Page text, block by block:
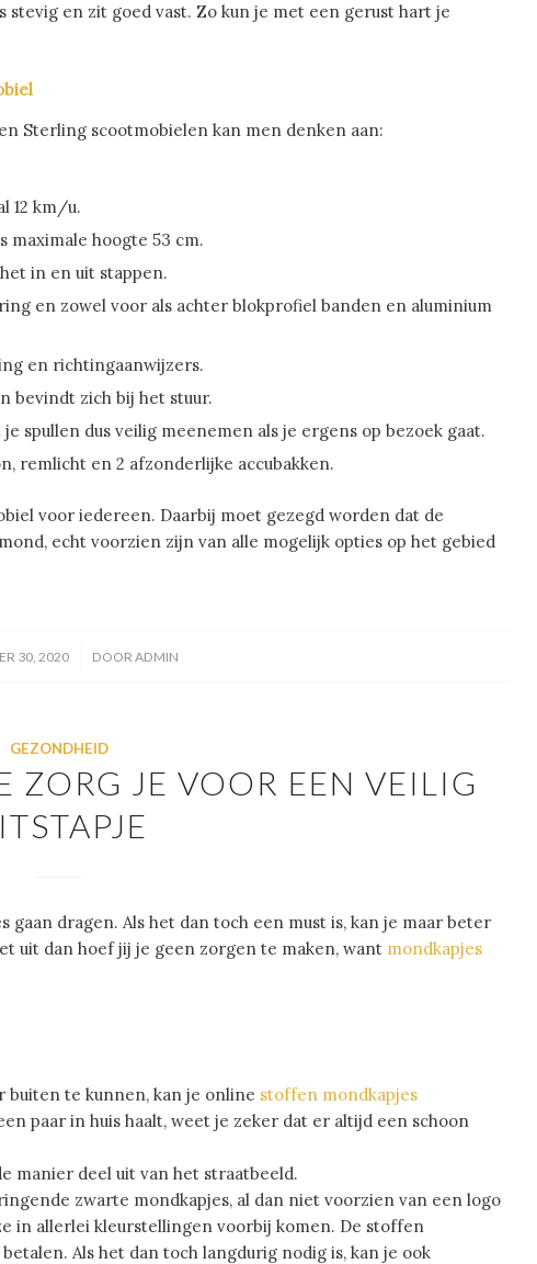
stevig en zit goed vast. Zo kun je met een gerust hart je
Sterling scootmobielen kan men denken aan:
12 km/u.
maximale hoogte 53 cm.
in en uit stappen.
en zowel voor als achter blokprofiel banden en aluminium
en richtingaanwijzers.
bevindt zich bij het stuur.
spullen dus veilig meenemen als je ergens op bezoek gaat.
remlicht en 2 afzonderlijke accubakken.
voor iedereen. Daarbij moet gezegd worden dat de
echt voorzien zijn van alle mogelijk opties op het gebied
30, 2020
/ DOOR ADMIN
GEZONDHEID
ZORG JE VOOR EEN VEILIG
gaan dragen. Als het dan toch een must is, kan je maar beter
uit dan hoef jij je geen zorgen te maken, want mondkapjes
buiten te kunnen, kan je online stoffen mondkapjes
paar in huis haalt, weet je zeker dat er altijd een schoon
manier deel uit van het straatbeeld.
zwarte mondkapjes, al dan niet voorzien van een logo
in allerlei kleurstellingen voorbij komen. De stoffen
Als het dan toch langdurig nodig is, kan je ook